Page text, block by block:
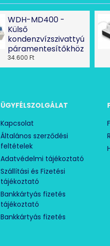
WDH-MD400 -
Külső
kondenzvízszivattyú
páramentesítőkhöz
34.600 Ft
ÜGYFÉLSZOLGÁLAT
Kapcsolat
Általános szerződési
feltételek
Adatvédelmi tájékoztató
Szállítási és Fizetési
tájékoztató
Bankkártyás fizetés
tájékoztató
Bankkártyás fizetés